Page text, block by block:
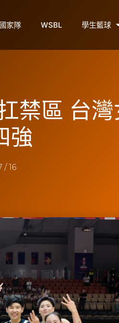
國家隊 WSBL 學生籃球
禁區 台
強
/ 16